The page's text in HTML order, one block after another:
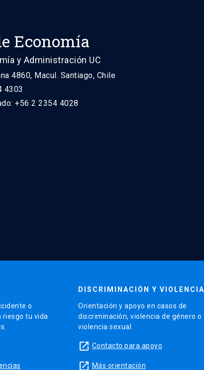
Economía
y Administración UC
4860, Macul. Santiago, Chile
4303
+56 2 2354 4028
o
riesgo tu vida
DISCRIMINACIÓN Y VIOLENCIA
Orientación y apoyo en casos de
discriminación, violencia de género o
violencia sexual.
launch Contacto para apoyo
launch Más orientación